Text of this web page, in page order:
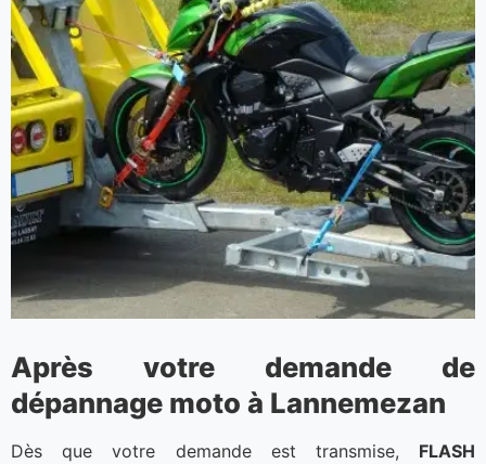
Après votre demande de
dépannage moto à Lannemezan
Dès que votre demande est transmise, FLASH